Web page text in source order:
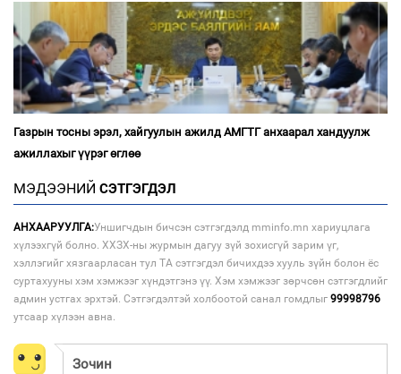
Газрын тосны эрэл, хайгуулын ажилд АМГТГ анхаарал хандуулж
ажиллахыг үүрэг өглөө
МЭДЭЭНИЙ СЭТГЭГДЭЛ
АНХААРУУЛГА:Уншигчдын бичсэн сэтгэгдэлд mminfo.mn хариуцлага
хүлээхгүй болно. ХХЗХ-ны журмын дагуу зүй зохисгүй зарим үг,
хэллэгийг хязгаарласан тул ТА сэтгэгдэл бичихдээ хууль зүйн болон ёс
суртахууны хэм хэмжээг хүндэтгэнэ үү. Хэм хэмжээг зөрчсөн сэтгэгдлийг
админ устгах эрхтэй. Сэтгэгдэлтэй холбоотой санал гомдлыг 99998796
утсаар хүлээн авна.